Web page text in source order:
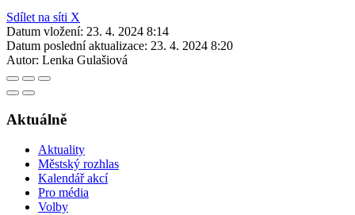
Sdílet na síti X
Datum vložení: 23. 4. 2024 8:14
Datum poslední aktualizace: 23. 4. 2024 8:20
Autor: Lenka Gulašiová
Aktuálně
Aktuality
Městský rozhlas
Kalendář akcí
Pro média
Volby